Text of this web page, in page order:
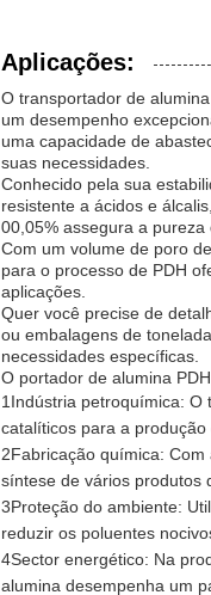
Aplicações:
O transportador de
um desempenho
uma capacidade de
suas necessidades.
Conhecido pela sua
resistente a ácidos e
00,05% assegura a pureza
Com um volume de poro
para o processo de PDH
aplicações.
Quer você precise de
ou embalagens de
necessidades específicas.
O portador de alumina
1Indústria petroquímica: O
catalíticos para a
2Fabricação química:
síntese de vários produtos
3Proteção do ambiente:
reduzir os poluentes
4Sector energético: Na
alumina desempenha um